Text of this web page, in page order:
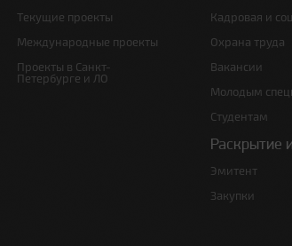
Текущие проекты
Международные проекты
Проекты в Санкт-
Петербурге и ЛО
Кадровая и
Охрана труда
Вакансии
Молодым
Студентам
Раскрытие
Эмитент
Закупки